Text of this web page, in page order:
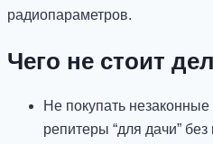
радиопараметров.
Чего не стоит
Не покупать
репитеры “для дачи”